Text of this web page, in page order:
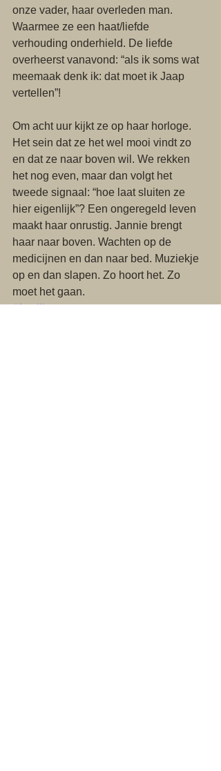
onze vader, haar overleden man.
Waarmee ze een haat/liefde
verhouding onderhield. De liefde
overheerst vanavond: “als ik soms wat
meemaak denk ik: dat moet ik Jaap
vertellen”!
Om acht uur kijkt ze op haar horloge.
Het sein dat ze het wel mooi vindt zo
en dat ze naar boven wil. We rekken
het nog even, maar dan volgt het
tweede signaal: “hoe laat sluiten ze
hier eigenlijk”? Een ongeregeld leven
maakt haar onrustig. Jannie brengt
haar naar boven. Wachten op de
medicijnen en dan naar bed. Muziekje
op en dan slapen. Zo hoort het. Zo
moet het gaan.
#familie